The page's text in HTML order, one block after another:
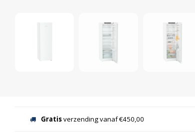
Gratisverzending vanaf €450,00